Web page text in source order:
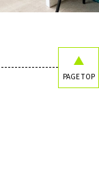
PAGE TOP